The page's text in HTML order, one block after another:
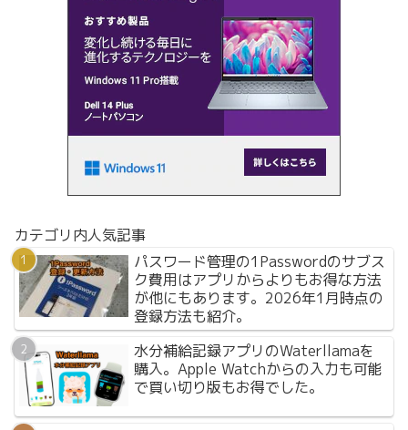
カテゴリ内人気記事
パスワード管理の1Passwordのサブス
ク費用はアプリからよりもお得な方法
が他にもあります。2026年1月時点の
登録方法も紹介。
水分補給記録アプリのWaterllamaを
購入。Apple Watchからの入力も可能
で買い切り版もお得でした。